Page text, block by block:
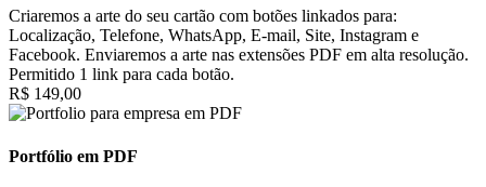
Criaremos a arte do seu cartão com botões linkados para:
Localização, Telefone, WhatsApp, E-mail, Site, Instagram e
Facebook. Enviaremos a arte nas extensões PDF em alta resolução.
Permitido 1 link para cada botão.
R$ 149,00
Portfólio em PDF